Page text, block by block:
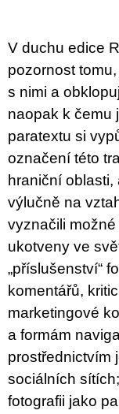
V duchu edice
pozornost
s nimi a
naopak k čemu
paratextu si
označení této
hraniční
výlučně na
vyznačili
ukotveny ve
„příslušenství“
komentářů,
marketingové
a formám
prostřednictvím
sociálních
fotografii jako
e
c
o
m
m
e
n
d
ARTMAT
KRABIČKA
ARTMAT
BOX
200
Kč